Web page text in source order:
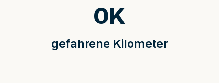
gefahrene Kilometer
0K